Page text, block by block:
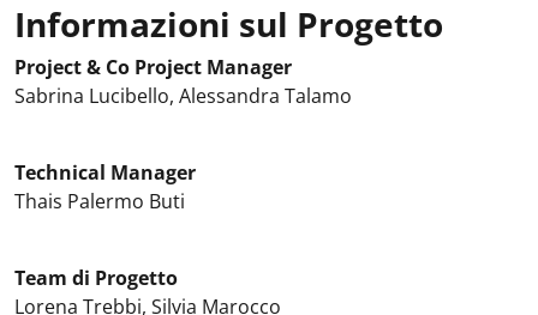
Informazioni sul Progetto
Project & Co Project Manager
Sabrina Lucibello, Alessandra Talamo
Technical Manager
Thais Palermo Buti
Team di Progetto
Lorena Trebbi, Silvia Marocco